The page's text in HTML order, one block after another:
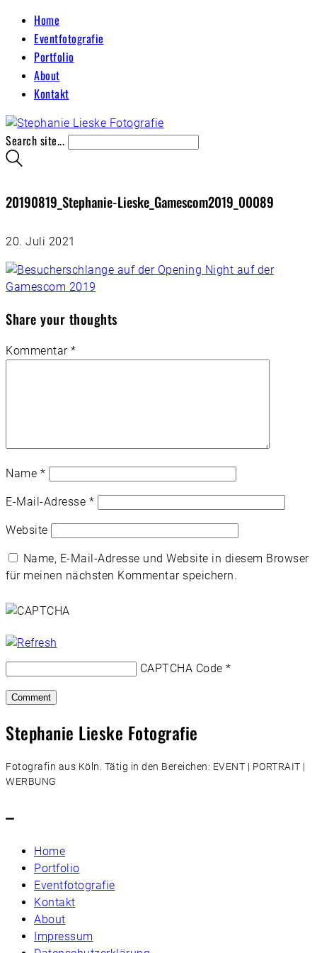
Home
Eventfotografie
Portfolio
About
Kontakt
Search site...
20190819_Stephanie-Lieske_Gamescom2019_00089
20. Juli 2021
Share your thoughts
Kommentar *
Name *
E-Mail-Adresse *
Website
Name, E-Mail-Adresse und Website in diesem Browser
für meinen nächsten Kommentar speichern.
CAPTCHA Code *
Stephanie Lieske Fotografie
Fotografin aus Köln. Tätig in den Bereichen: EVENT | PORTRAIT |
WERBUNG
–
Home
Portfolio
Eventfotografie
Kontakt
About
Impressum